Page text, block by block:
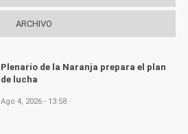
ARCHIVO
Plenario de la Naranja prepara el plan
de lucha
Ago 4, 2026 - 13:58